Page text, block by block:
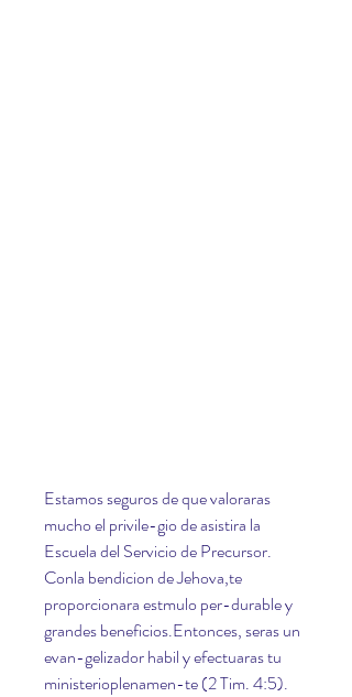
Estamos seguros de que valoraras
mucho el privile-gio de asistira la
Escuela del Servicio de Precursor.
Conla bendicion de Jehova,te
proporcionara estmulo per-durable y
grandes beneficios.Entonces, seras un
evan-gelizador habil y efectuaras tu
ministerioplenamen-te (2 Tim. 4:5).